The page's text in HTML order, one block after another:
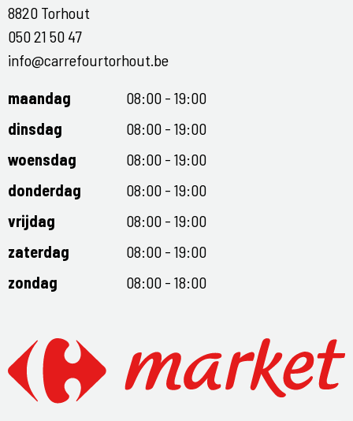
8820 Torhout
050 21 50 47
info@carrefourtorhout.be
maandag
08:00 - 19:00
dinsdag
08:00 - 19:00
woensdag
08:00 - 19:00
donderdag
08:00 - 19:00
vrijdag
08:00 - 19:00
zaterdag
08:00 - 19:00
zondag
08:00 - 18:00